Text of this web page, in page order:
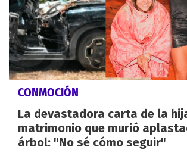
CONMOCIÓN
La devastadora carta de la
matrimonio que murió
árbol: "No sé cómo seguir"